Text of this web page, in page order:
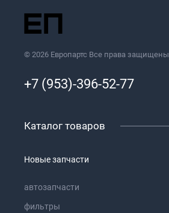
© 2026 Европартс Все права защищены
+7 (953)-396-52-77
Каталог товаров
Новые запчасти
автозапчасти
фильтры